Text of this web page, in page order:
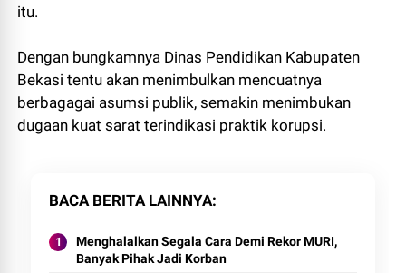
itu.
Dengan bungkamnya Dinas Pendidikan Kabupaten
Bekasi tentu akan menimbulkan mencuatnya
berbagagai asumsi publik, semakin menimbukan
dugaan kuat sarat terindikasi praktik korupsi.
BACA BERITA LAINNYA
Menghalalkan Segala Cara Demi Rekor MURI,
Banyak Pihak Jadi Korban